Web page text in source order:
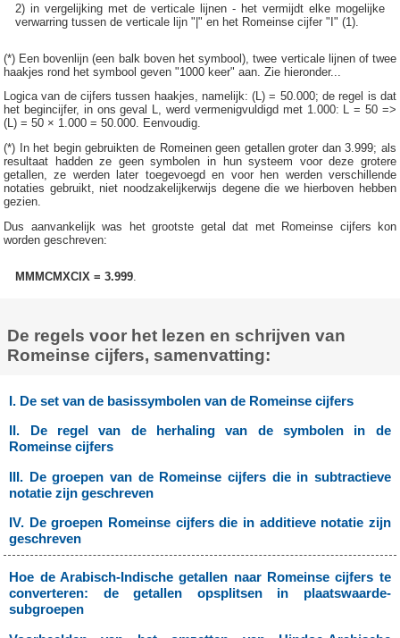
2) in vergelijking met de verticale lijnen - het vermijdt elke mogelijke
verwarring tussen de verticale lijn "|" en het Romeinse cijfer "I" (1).
(*) Een bovenlijn (een balk boven het symbool), twee verticale lijnen of twee
haakjes rond het symbool geven "1000 keer" aan. Zie hieronder...
Logica van de cijfers tussen haakjes, namelijk: (L) = 50.000; de regel is dat
het begincijfer, in ons geval L, werd vermenigvuldigd met 1.000: L = 50 =>
(L) = 50 × 1.000 = 50.000. Eenvoudig.
(*) In het begin gebruikten de Romeinen geen getallen groter dan 3.999; als
resultaat hadden ze geen symbolen in hun systeem voor deze grotere
getallen, ze werden later toegevoegd en voor hen werden verschillende
notaties gebruikt, niet noodzakelijkerwijs degene die we hierboven hebben
gezien.
Dus aanvankelijk was het grootste getal dat met Romeinse cijfers kon
worden geschreven:
MMMCMXCIX = 3.999.
De regels voor het lezen en schrijven van
Romeinse cijfers, samenvatting:
I. De set van de basissymbolen van de Romeinse cijfers
II. De regel van de herhaling van de symbolen in de
Romeinse cijfers
III. De groepen van de Romeinse cijfers die in subtractieve
notatie zijn geschreven
IV. De groepen Romeinse cijfers die in additieve notatie zijn
geschreven
Hoe de Arabisch-Indische getallen naar Romeinse cijfers te
converteren: de getallen opsplitsen in plaatswaarde-
subgroepen